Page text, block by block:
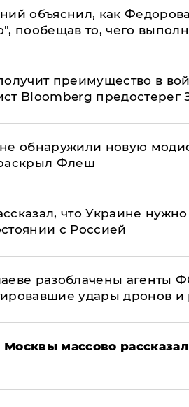
объяснил, как
пообещав то, чего
преимущество в
Bloomberg предостерег
обнаружили новую
Флеш
что Украине нужно
с Россией
разоблачены агенты
удары дронов и
массово